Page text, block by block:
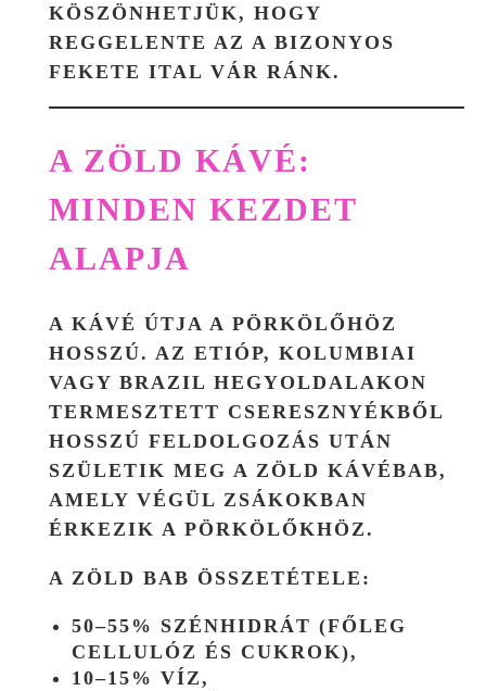
KÖSZÖNHETJÜK, HOGY
REGGELENTE AZ A BIZONYOS
FEKETE ITAL VÁR RÁNK.
A ZÖLD KÁVÉ:
MINDEN KEZDET
ALAPJA
A KÁVÉ ÚTJA A PÖRKÖLŐHÖZ
HOSSZÚ. AZ ETIÓP, KOLUMBIAI
VAGY BRAZIL HEGYOLDALAKON
TERMESZTETT CSERESZNYÉKBŐL
HOSSZÚ FELDOLGOZÁS UTÁN
SZÜLETIK MEG A ZÖLD KÁVÉBAB,
AMELY VÉGÜL ZSÁKOKBAN
ÉRKEZIK A PÖRKÖLŐKHÖZ.
A ZÖLD BAB ÖSSZETÉTELE:
50–55% SZÉNHIDRÁT (FŐLEG
CELLULÓZ ÉS CUKROK),
10–15% VÍZ,